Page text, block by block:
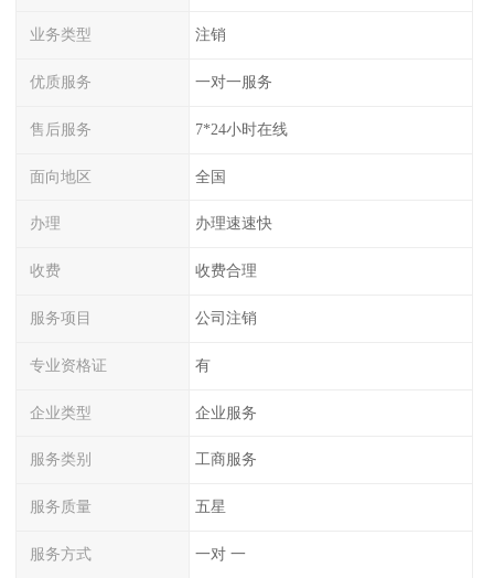
业务类型 注销
优质服务 一对一服务
售后服务 7*24小时在线
面向地区 全国
办理 办理速速快
收费 收费合理
服务项目 公司注销
专业资格证 有
企业类型 企业服务
服务类别 工商服务
服务质量 五星
服务方式 一对 一